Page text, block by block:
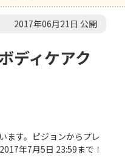
2017年06月21日 公開
ディケアク
ます。ピジョンからプレ
年7月5日 23:59まで！